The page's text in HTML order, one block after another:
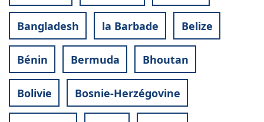
Bangladesh la Barbade Belize
Bénin Bermuda Bhoutan
Bolivie Bosnie-Herzégovine